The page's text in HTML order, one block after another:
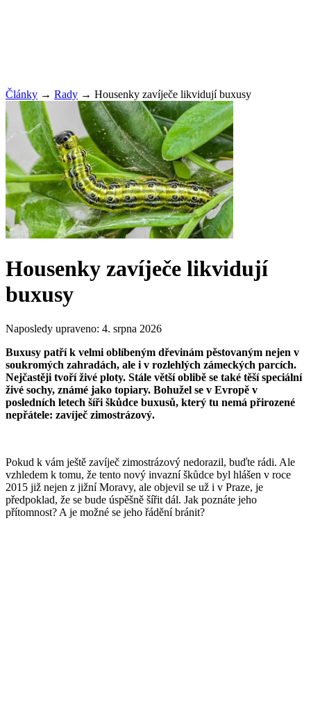
Články → Rady → Housenky zavíječe likvidují buxusy
Housenky zavíječe likvidují
buxusy
Naposledy upraveno: 4. srpna 2026
Buxusy patří k velmi oblíbeným dřevinám pěstovaným nejen v
soukromých zahradách, ale i v rozlehlých zámeckých parcích.
Nejčastěji tvoří živé ploty. Stále větší oblibě se také těší speciální
živé sochy, známé jako topiary. Bohužel se v Evropě v
posledních letech šíři škůdce buxusů, který tu nemá přirozené
nepřátele: zavíječ zimostrázový.
Pokud k vám ještě zavíječ zimostrázový nedorazil, buďte rádi. Ale
vzhledem k tomu, že tento nový invazní škůdce byl hlášen v roce
2015 již nejen z jižní Moravy, ale objevil se už i v Praze, je
předpoklad, že se bude úspěšně šířit dál. Jak poznáte jeho
přítomnost? A je možné se jeho řádění bránit?